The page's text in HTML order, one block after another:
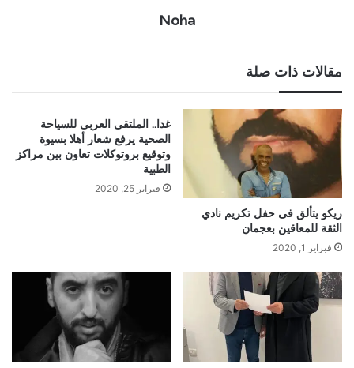
Noha
مقالات ذات صلة
ريكو يتألق فى حفل تكريم نادي
الثقة للمعاقين بعجمان
فبراير 1, 2020
غدا.. الملتقى العربى للسياحة
الصحية يرفع شعار أهلا بسيوة
وتوقيع بروتوكلات تعاون بين مراكز
الطبية
فبراير 25, 2020